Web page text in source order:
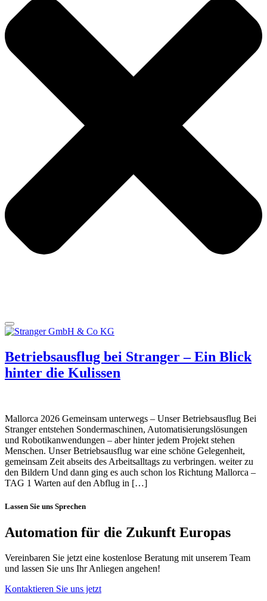
Betriebsausflug bei Stranger – Ein Blick
hinter die Kulissen
Mallorca 2026 Gemeinsam unterwegs – Unser Betriebsausflug Bei
Stranger entstehen Sondermaschinen, Automatisierungslösungen
und Robotikanwendungen – aber hinter jedem Projekt stehen
Menschen. Unser Betriebsausflug war eine schöne Gelegenheit,
gemeinsam Zeit abseits des Arbeitsalltags zu verbringen. weiter zu
den Bildern Und dann ging es auch schon los Richtung Mallorca –
TAG 1 Warten auf den Abflug in […]
Lassen Sie uns Sprechen
Automation für die Zukunft Europas
Vereinbaren Sie jetzt eine kostenlose Beratung mit unserem Team
und lassen Sie uns Ihr Anliegen angehen!
Kontaktieren Sie uns jetzt